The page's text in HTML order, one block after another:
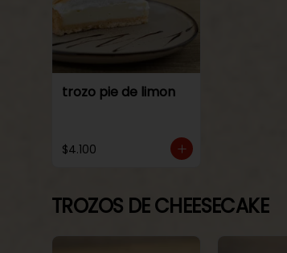
trozo pie de limon
$4.100
TROZOS DE CHEESECAKE